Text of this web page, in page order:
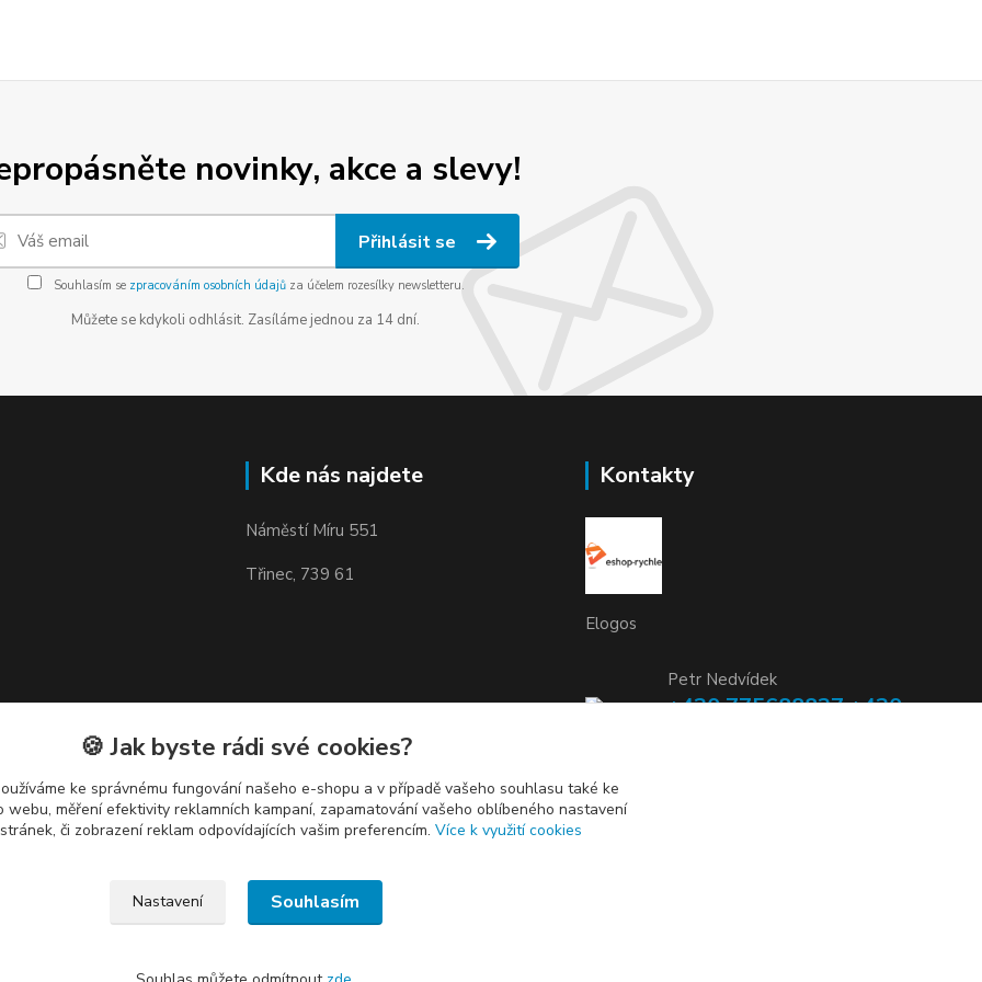
novinky, akce a slevy!
Přihlásit se
Souhlasím se zpracováním osobních údajůza účelem rozesílky newsletteru.
Můžete se kdykoli odhlásit. Zasíláme jednou za 14 dní.
Kde nás najdete
Náměstí Míru 551
Třinec, 739 61
Kontakty
Elogos
Petr Nedvídek
+420 775688827 +420
info@elogos.cz
🍪 Jak byste rádi své cookies?
ke správnému fungování našeho e-shopu a v případě vašeho souhlasu také ke
měření efektivity reklamních kampaní, zapamatování vašeho oblíbeného nastavení
či zobrazení reklam odpovídajících vašim preferencím. Více k využití cookies
Nastavení Souhlasím